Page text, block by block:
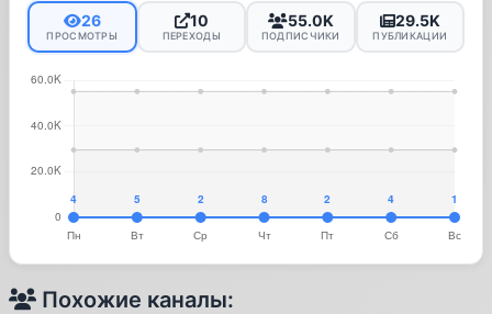
26
ПРОСМОТРЫ
10
ПЕРЕХОДЫ
55.0K
ПОДПИСЧИКИ
29.5K
ПУБЛИКАЦИИ
Похожие каналы: